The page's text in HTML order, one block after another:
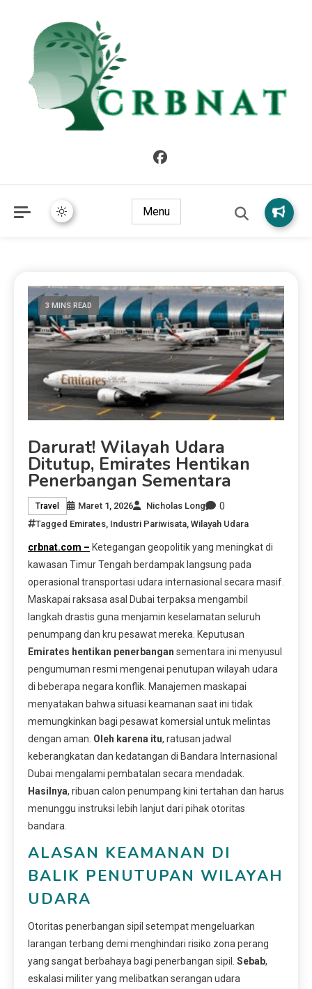
Menu
3 MINS READ
Darurat! Wilayah Udara
Ditutup, Emirates Hentikan
Penerbangan Sementara
Travel Maret 1, 2026 Nicholas Long 0
Tagged Emirates Industri Pariwisata Wilayah Udara
crbnat.com – Ketegangan geopolitik yang meningkat di
kawasan Timur Tengah berdampak langsung pada
operasional transportasi udara internasional secara masif.
Maskapai raksasa asal Dubai terpaksa mengambil
langkah drastis guna menjamin keselamatan seluruh
penumpang dan kru pesawat mereka. Keputusan
Emirates hentikan penerbangan sementara ini menyusul
pengumuman resmi mengenai penutupan wilayah udara
di beberapa negara konflik. Manajemen maskapai
menyatakan bahwa situasi keamanan saat ini tidak
memungkinkan bagi pesawat komersial untuk melintas
dengan aman. Oleh karena itu, ratusan jadwal
keberangkatan dan kedatangan di Bandara Internasional
Dubai mengalami pembatalan secara mendadak.
Hasilnya, ribuan calon penumpang kini tertahan dan harus
menunggu instruksi lebih lanjut dari pihak otoritas
bandara.
ALASAN KEAMANAN DI
BALIK PENUTUPAN WILAYAH
UDARA
Otoritas penerbangan sipil setempat mengeluarkan
larangan terbang demi menghindari risiko zona perang
yang sangat berbahaya bagi penerbangan sipil. Sebab,
eskalasi militer yang melibatkan serangan udara